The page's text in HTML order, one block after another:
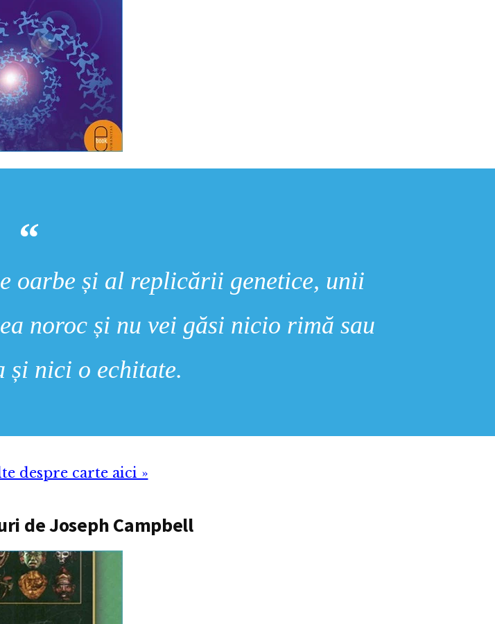
oarbe și al replicării genetice, unii
noroc și nu vei găsi nicio rimă sau
și nici o echitate.
despre carte aici »
de Joseph Campbell